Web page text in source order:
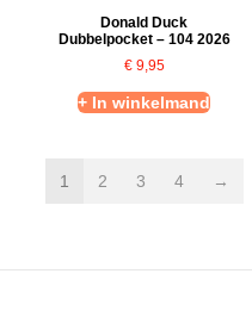
Donald Duck
Dubbelpocket – 104 2026
€9,95
+ In winkelmand
1 2 3 4 →